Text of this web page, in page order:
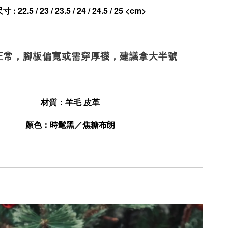
寸 : 22.5 / 23 / 23.5 / 24 / 24.5 / 25 <cm>
常，腳板偏寬或需穿厚襪，建議拿大半號
材質：羊毛 皮革
顏色：時髦黑／焦糖布朗